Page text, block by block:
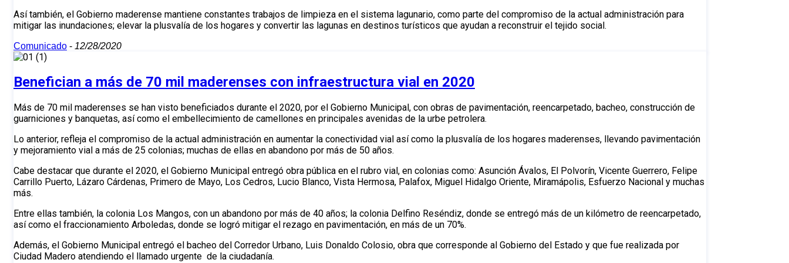
Así también, el Gobierno maderense mantiene constantes trabajos de limpieza en el sistema lagunario, como parte del compromiso de la actual administración para
mitigar las inundaciones; elevar la plusvalía de los hogares y convertir las lagunas en destinos turísticos que ayudan a reconstruir el tejido social.
Comunicado - 12/28/2020
Benefician a más de 70 mil maderenses con infraestructura vial en 2020
Más de 70 mil maderenses se han visto beneficiados durante el 2020, por el Gobierno Municipal, con obras de pavimentación, reencarpetado, bacheo, construcción de
guarniciones y banquetas, así como el embellecimiento de camellones en principales avenidas de la urbe petrolera.
Lo anterior, refleja el compromiso de la actual administración en aumentar la conectividad vial así como la plusvalía de los hogares maderenses, llevando pavimentación
y mejoramiento vial a más de 25 colonias; muchas de ellas en abandono por más de 50 años.
Cabe destacar que durante el 2020, el Gobierno Municipal entregó obra pública en el rubro vial, en colonias como: Asunción Ávalos, El Polvorín, Vicente Guerrero, Felipe
Carrillo Puerto, Lázaro Cárdenas, Primero de Mayo, Los Cedros, Lucio Blanco, Vista Hermosa, Palafox, Miguel Hidalgo Oriente, Miramápolis, Esfuerzo Nacional y muchas
más.
Entre ellas también, la colonia Los Mangos, con un abandono por más de 40 años; la colonia Delfino Reséndiz, donde se entregó más de un kilómetro de reencarpetado,
así como el fraccionamiento Arboledas, donde se logró mitigar el rezago en pavimentación, en más de un 70%.
Además, el Gobierno Municipal entregó el bacheo del Corredor Urbano, Luis Donaldo Colosio, obra que corresponde al Gobierno del Estado y que fue realizada por
Ciudad Madero atendiendo el llamado urgente de la ciudadanía.